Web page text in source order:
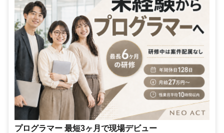
プログラマー 最短3ヶ月で現場デビュー